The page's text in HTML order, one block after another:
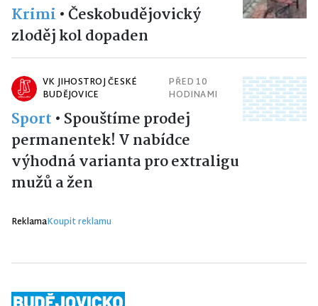
Krimi •Českobudějovický
zloděj kol dopaden
VK JIHOSTROJ ČESKÉ
BUDĚJOVICE
PŘED 10
HODINAMI
Sport • Spouštíme prodej
permanentek! V nabídce
výhodná varianta pro extraligu
mužů a žen
ReklamaKoupit reklamu